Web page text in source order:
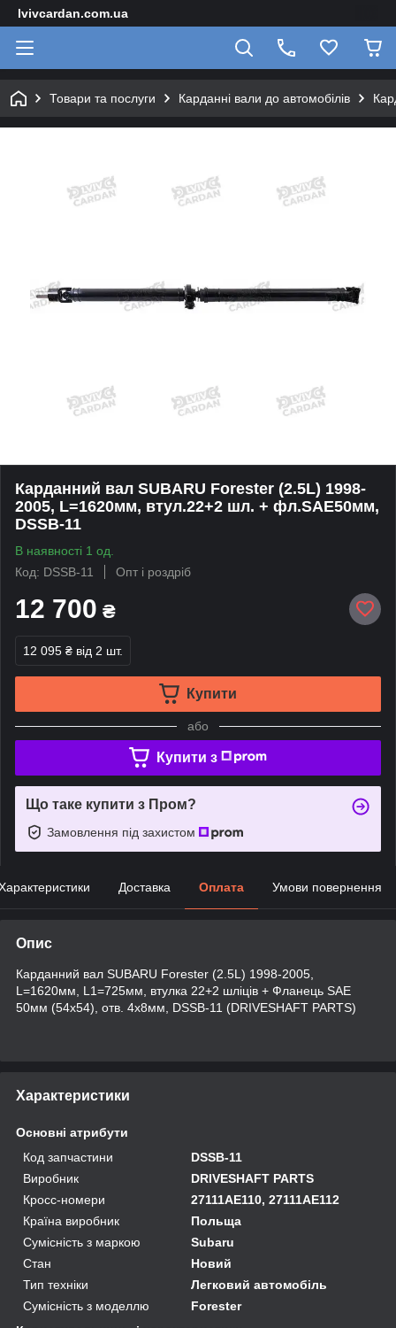
lvivcardan.com.ua
Товари та послуги Карданні вали до автомобілів
Карданний вал SUBARU Forester (2.5L) 1998-
2005, L=1620мм, втул.22+2 шл. + фл.SAE50мм,
DSSB-11
В наявності 1 од.
Код: DSSB-11
Опт і роздріб
12 700 ₴
12 095 ₴ від 2 шт.
Купити
або
Купити з
Що таке купити з Пром?
Замовлення під захистом
Доставка Оплата Умови повернення
Опис
Карданний вал SUBARU Forester (2.5L) 1998-2005,
L=1620мм, L1=725мм, втулка 22+2 шліців + Фланець SAE
50мм (54x54), отв. 4x8мм, DSSB-11 (DRIVESHAFT PARTS)
Характеристики
Основні атрибути
Код запчастини
DSSB-11
Виробник
DRIVESHAFT PARTS
Кросс-номери
27111AE110, 27111AE112
Країна виробник
Польща
Сумісність з маркою
Subaru
Стан
Новий
Тип техніки
Легковий автомобіль
Сумісність з моделлю
Forester